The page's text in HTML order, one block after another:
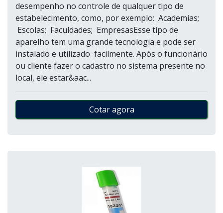
desempenho no controle de qualquer tipo de
estabelecimento, como, por exemplo: Academias;
Escolas; Faculdades; EmpresasEsse tipo de
aparelho tem uma grande tecnologia e pode ser
instalado e utilizado facilmente. Após o funcionário
ou cliente fazer o cadastro no sistema presente no
local, ele estar&aac...
Cotar agora